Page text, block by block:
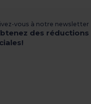
vous à notre newsletter
des réductions